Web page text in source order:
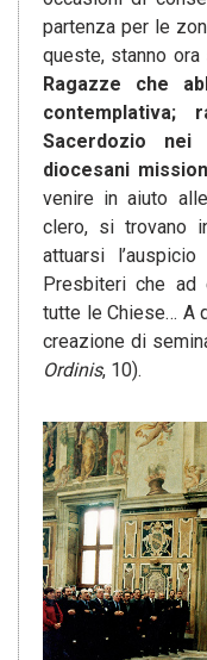
partenza per le
queste, stanno ora
Ragazze che
contemplativa;
Sacerdozio
diocesani
venire in aiuto
clero, si trovano
attuarsi
Presbiteri che
tutte le Chiese… A
creazione di
Ordinis, 10).